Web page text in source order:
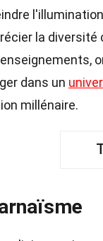
la
dans un
millénaire.